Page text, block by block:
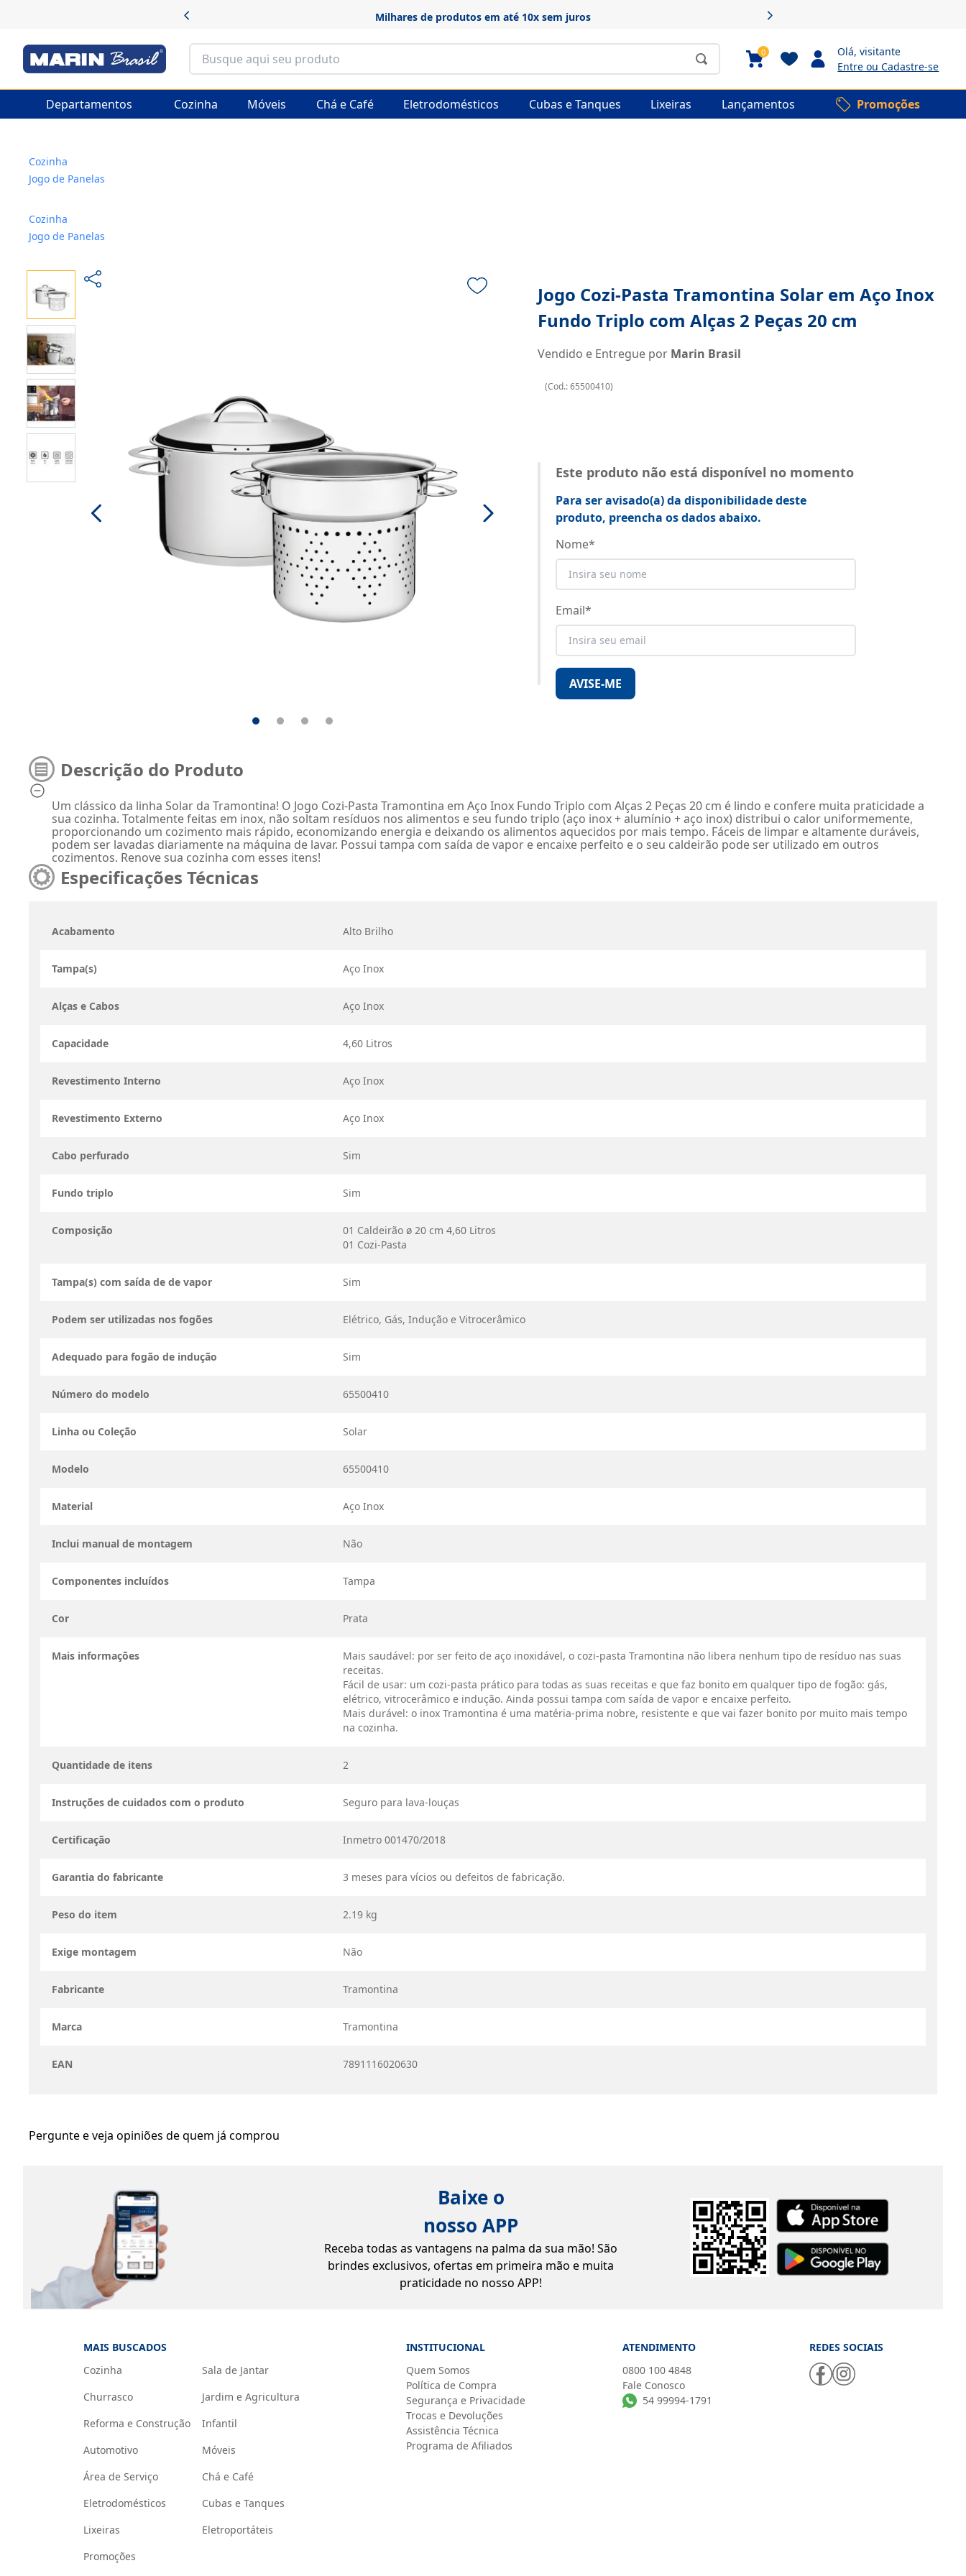
Frete grátis em produtos selecionados
0 Olá, visitante
Entre ou Cadastre-se
Departamentos Cozinha Móveis Chá e Café Eletrodomésticos Cubas e Tanques Lixeiras Lançamentos Promoções
Cozinha
Jogo de Panelas
Cozinha
Jogo de Panelas
Jogo Cozi-Pasta Tramontina Solar em Aço Inox
Fundo Triplo com Alças 2 Peças 20 cm
Vendido e Entregue por Marin Brasil
(Cod.:65500410)
Este produto não está disponível no momento
Para ser avisado(a) da disponibilidade deste
produto, preencha os dados abaixo.
Nome*
Email*
AVISE-ME
Descrição do Produto
Um clássico da linha Solar da Tramontina! O Jogo Cozi-Pasta Tramontina em Aço Inox Fundo Triplo com Alças 2 Peças 20 cm é lindo e confere muita praticidade a
sua cozinha. Totalmente feitas em inox, não soltam resíduos nos alimentos e seu fundo triplo (aço inox + alumínio + aço inox) distribui o calor uniformemente,
proporcionando um cozimento mais rápido, economizando energia e deixando os alimentos aquecidos por mais tempo. Fáceis de limpar e altamente duráveis,
podem ser lavadas diariamente na máquina de lavar. Possui tampa com saída de vapor e encaixe perfeito e o seu caldeirão pode ser utilizado em outros
cozimentos. Renove sua cozinha com esses itens!
Especificações Técnicas
Acabamento Alto Brilho
Tampa(s) Aço Inox
Alças e Cabos Aço Inox
Capacidade 4,60 Litros
Revestimento Interno Aço Inox
Revestimento Externo Aço Inox
Cabo perfurado Sim
Fundo triplo Sim
Composição
01 Caldeirão ø 20 cm 4,60 Litros
01 Cozi-Pasta
Tampa(s) com saída de de vapor Sim
Podem ser utilizadas nos fogões Elétrico, Gás, Indução e Vitrocerâmico
Adequado para fogão de indução Sim
Número do modelo 65500410
Linha ou Coleção Solar
Modelo 65500410
Material Aço Inox
Inclui manual de montagem Não
Componentes incluídos Tampa
Cor Prata
Mais informações
Mais saudável: por ser feito de aço inoxidável, o cozi-pasta Tramontina não libera nenhum tipo de resíduo nas suas
receitas.
Fácil de usar: um cozi-pasta prático para todas as suas receitas e que faz bonito em qualquer tipo de fogão: gás,
elétrico, vitrocerâmico e indução. Ainda possui tampa com saída de vapor e encaixe perfeito.
Mais durável: o inox Tramontina é uma matéria-prima nobre, resistente e que vai fazer bonito por muito mais tempo
na cozinha.
Quantidade de itens 2
Instruções de cuidados com o produto Seguro para lava-louças
Certificação Inmetro 001470/2018
Garantia do fabricante 3 meses para vícios ou defeitos de fabricação.
Peso do item 2.19 kg
Exige montagem Não
Fabricante Tramontina
Marca Tramontina
EAN 7891116020630
Pergunte e veja opiniões de quem já comprou
Baixe o
nosso APP
Receba todas as vantagens na palma da sua mão! São
brindes exclusivos, ofertas em primeira mão e muita
praticidade no nosso APP!
MAIS BUSCADOS
Cozinha
Sala de Jantar
Churrasco
Jardim e Agricultura
Reforma e Construção
Infantil
Automotivo
Móveis
Área de Serviço
Chá e Café
Eletrodomésticos
Cubas e Tanques
Lixeiras
Eletroportáteis
Promoções
INSTITUCIONAL
Quem Somos
Política de Compra
Segurança e Privacidade
Trocas e Devoluções
Assistência Técnica
Programa de Afiliados
ATENDIMENTO
0800 100 4848
Fale Conosco
54 99994-1791
REDES SOCIAIS